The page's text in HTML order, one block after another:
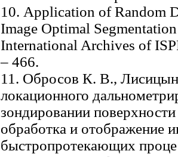
10. Application of Random
Image Optimal
International Archives of
– 466.
11. Обросов К. В.,
локационного
зондировании
обработка и отображение
быстропротекающих